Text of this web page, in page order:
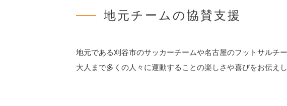
地元チームの協賛支援
地元である刈谷市のサッカーチームや名古屋のフットサルチ
大人まで多くの人々に運動することの楽しさや喜びをお伝えし